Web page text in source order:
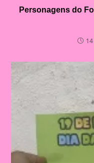
Personagens do